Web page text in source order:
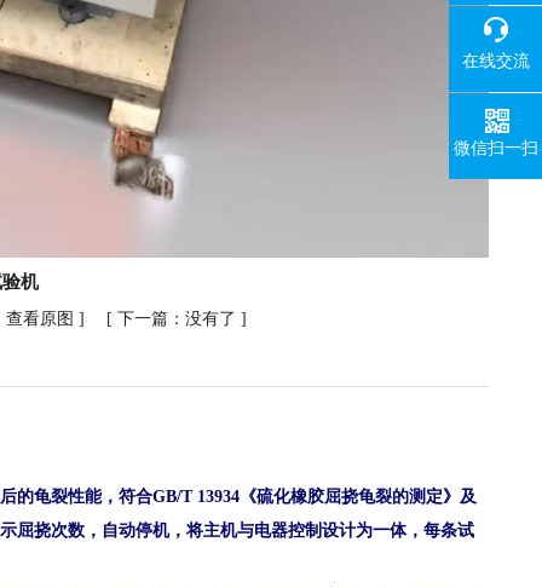
机
查看原图 ] [ 下一篇：没有了 ]
的龟裂性能，符合GB/T 13934 《硫化橡胶屈挠龟裂的测定》及
屈挠次数，自动停机，将主机与电器控制设计为一体，每条试
在线交流
微信扫一扫